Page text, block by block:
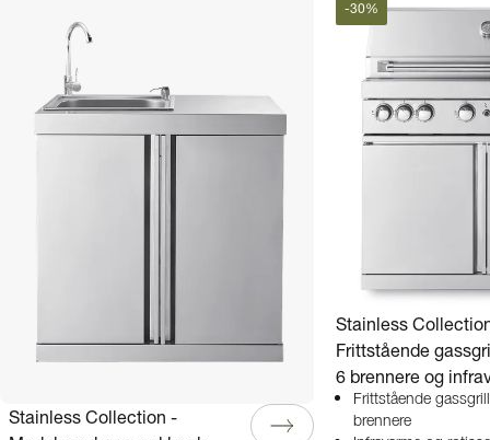
Stainless Collection -
-30%
Stainless
Frittstående
6 brennere og
Frittstående
brennere